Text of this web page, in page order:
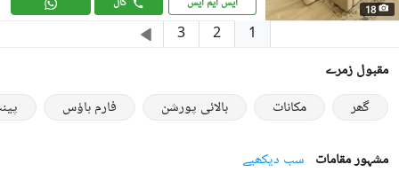
18
1
2
3
مقبول زمرے
گھر
مکانات بالائی پورشن فارم ہاؤس
مشہور مقامات سب دیکھیے